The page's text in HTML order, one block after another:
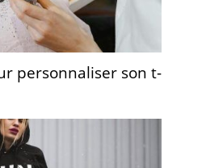
personnaliser son t-